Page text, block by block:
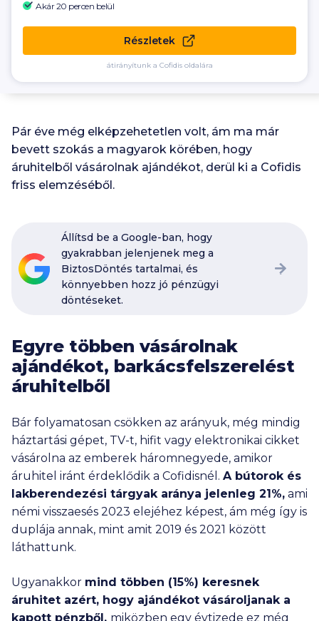
Akár 20 percen belül
Részletek
átirányítunk a Cofidis oldalára
Pár éve még elképzehetetlen volt, ám ma már
bevett szokás a magyarok körében, hogy
áruhitelből vásárolnak ajándékot, derül ki a Cofidis
friss elemzéséből.
Állítsd be a Google-ban, hogy
gyakrabban jelenjenek meg a
BiztosDöntés tartalmai, és
könnyebben hozz jó pénzügyi
döntéseket.
Egyre többen vásárolnak
ajándékot, barkácsfelszerelést
áruhitelből
Bár folyamatosan csökken az arányuk, még mindig
háztartási gépet, TV-t, hifit vagy elektronikai cikket
vásárolna az emberek háromnegyede, amikor
áruhitel iránt érdeklődik a Cofidisnél. A bútorok és
lakberendezési tárgyak aránya jelenleg 21%, ami
némi visszaesés 2023 elejéhez képest, ám még így is
duplája annak, mint amit 2019 és 2021 között
láthattunk.
Ugyanakkor mind többen (15%) keresnek
áruhitet azért, hogy ajándékot vásároljanak a
kapott pénzből, miközben egy évtizede ez még